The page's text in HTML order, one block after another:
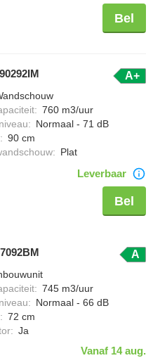
Bel
A+
: 760 m3/uur
: Normaal - 71 dB
: 90 cm
: Plat
Leverbaar
Bel
A
: 745 m3/uur
: Normaal - 66 dB
: 72 cm
: Ja
Vanaf 14 aug.